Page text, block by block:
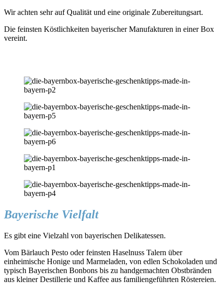
Wir achten sehr auf Qualität und eine originale Zubereitungsart.
Die feinsten Köstlichkeiten bayerischer Manufakturen in einer Box
vereint.
Bayerische Vielfalt
Es gibt eine Vielzahl von bayerischen Delikatessen.
Vom Bärlauch Pesto oder feinsten Haselnuss Talern über
einheimische Honige und Marmeladen, von edlen Schokoladen und
typisch Bayerischen Bonbons bis zu handgemachten Obstbränden
aus kleiner Destillerie und Kaffee aus familiengeführten Röstereien.